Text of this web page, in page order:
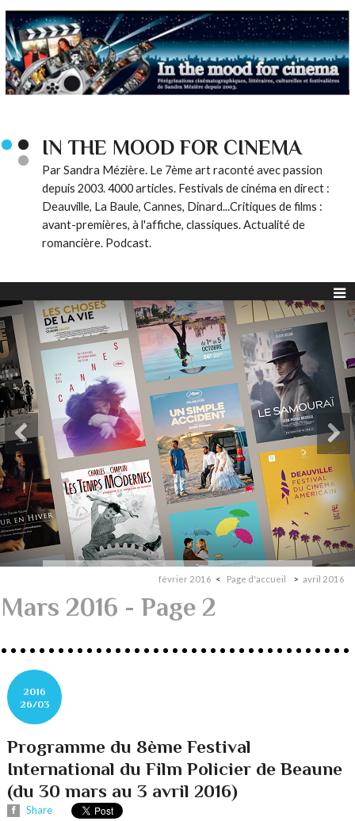
IN THE MOOD FOR CINEMA
Par Sandra Mézière. Le 7ème art raconté avec passion
depuis 2003. 4000 articles. Festivals de cinéma en direct :
Deauville, La Baule, Cannes, Dinard...Critiques de films :
avant-premières, à l'affiche, classiques. Actualité de
romancière. Podcast.
février 2016 Page d'accueil avril 2016
Mars 2016 - Page 2
2016
26/03
Programme du 8ème Festival
International du Film Policier de Beaune
(du 30 mars au 3 avril 2016)
Share